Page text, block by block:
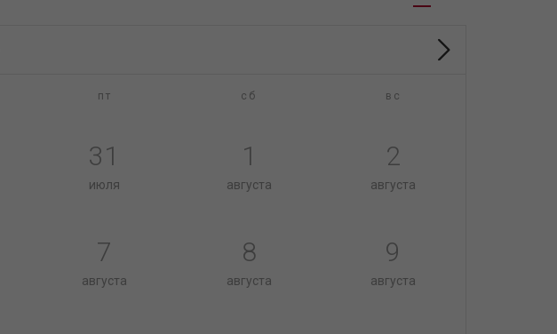
пт сб вс
31
июля
1
августа
2
августа
7
августа
8
августа
9
августа